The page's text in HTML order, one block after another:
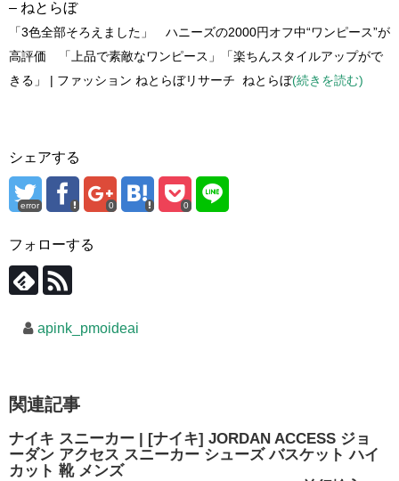
– ねとらぼ
「3色全部そろえました」 ハニーズの2000円オフ中“ワンピース”が
高評価 「上品で素敵なワンピース」「楽ちんスタイルアップがで
きる」 | ファッション ねとらぼリサーチ ねとらぼ(続きを読む)
シェアする
error 0 0
フォローする
apink_pmoideai
関連記事
ナイキ スニーカー | [ナイキ] JORDAN ACCESS ジョ
ーダン アクセス スニーカー シューズ バスケット ハイ
カット 靴 メンズ